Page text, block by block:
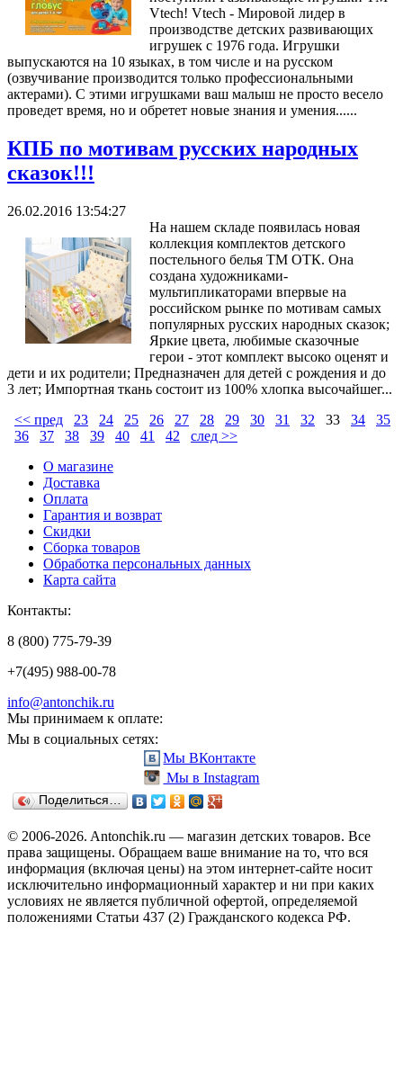
Vtech! Vtech - Мировой лидер в
производстве детских развивающих
игрушек с 1976 года. Игрушки
выпускаются на 10 языках, в том числе и на русском
(озвучивание производится только профессиональными
актерами). С этими игрушками ваш малыш не просто весело
проведет время, но и обретет новые знания и умения......
КПБ по мотивам русских народных
сказок!!!
26.02.2016 13:54:27
На нашем складе появилась новая
коллекция комплектов детского
постельного белья ТМ ОТК. Она
создана художниками-
мультипликаторами впервые на
российском рынке по мотивам самых
популярных русских народных сказок;
Яркие цвета, любимые сказочные
герои - этот комплект высоко оценят и
дети и их родители; Предназначен для детей с рождения и до
3 лет; Импортная ткань состоит из 100% хлопка высочайшег...
<< пред
23 24 25 26 27 28 29 30 31 32 33 34
35
36
37 38 39 40 41 42
след >>
О магазине
Доставка
Оплата
Гарантия и возврат
Скидки
Сборка товаров
Обработка персональных данных
Карта сайта
Контакты:
8 (800) 775-79-39
+7(495) 988-00-78
info@antonchik.ru
Мы принимаем к оплате:
Мы в социальных сетях:
Мы ВКонтакте
Мы в Instagram
Поделиться…
© 2006-2026. Antonchik.ru — магазин детских товаров. Все
права защищены. Обращаем ваше внимание на то, что вся
информация (включая цены) на этом интернет-сайте носит
исключительно информационный характер и ни при каких
условиях не является публичной офертой, определяемой
положениями Статьи 437 (2) Гражданского кодекса РФ.